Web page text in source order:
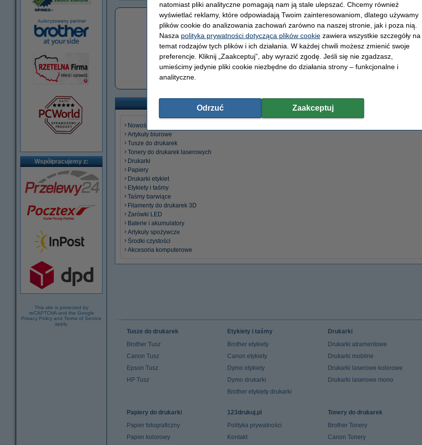
Współpracujemy z:
This site is protected by
reCAPTCHA and the Google
Privacy Policy and Terms of Service
apply.
Artykuły spożywcze
Sklep internetowy
Nowości
Artykuły biurowe
Tusze do drukarek
Tonery do drukarek laserowych
Drukarki
Papiery
Drukarki etykiet
Etykiety i taśmy
Taśmy barwiące
Filamenty do drukarek 3D
Żarówki LED
Baterie i akumulatory
Artykuły spożywcze
Środki czystości
Akcesoria komputerowe
Tusze do drukarek
Brother Tusz
Canon Tusz
Epson Tusz
HP Tusz
Etykiety i taśmy
Brother etykiety
Canon etykiety
Dymo etykiety
Dymo drukarki
Brother etykiety drukarki
Drukarki
Drukarki atramentowe
Drukarki mobilne
Drukarki laserowe kolorowe
Drukarki laserowe mono
Papiery do drukarki
Papier fotograficzny
Papier kolorowy
123drukuj.pl
Polityka prywatności
Kontakt
Tonery do drukarek
Brother Tonery
Canon Tonery
natomiast pliki analityczne pomagają nam ją stale ulepszać. Chcemy również
wyświetlać reklamy, które odpowiadają Twoim zainteresowaniom, dlatego używamy
plików cookie do analizowania zachowań zarówno na naszej stronie, jak i poza nią.
Nasza polityka prywatności dotycząca plików cookiezawiera wszystkie szczegóły na
temat rodzajów tych plików i ich działania. W każdej chwili możesz zmienić swoje
preferencje. Kliknij „Zaakceptuj”, aby wyrazić zgodę. Jeśli się nie zgadzasz,
umieścimy jedynie pliki cookie niezbędne do działania strony – funkcjonalne i
analityczne.
Odrzuć Zaakceptuj